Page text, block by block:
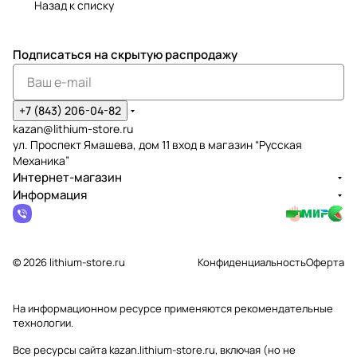
Назад к списку
Подписаться на скрытую распродажу
+7 (843) 206-04-82
kazan@lithium-store.ru
ул. Проспект Ямашева, дом 11 вход в магазин “Русская
Механика”
Интернет-магазин
Информация
© 2026 lithium-store.ru КонфиденциальностьОферта
На информационном ресурсе применяютсярекомендательные
технологии.
Все ресурсы сайта kazan.lithium-store.ru, включая (но не